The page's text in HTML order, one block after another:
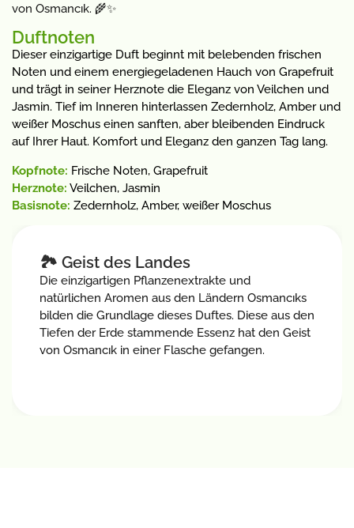
von Osmancık. 🌾✨
Duftnoten
Dieser einzigartige Duft beginnt mit belebenden frischen
Noten und einem energiegeladenen Hauch von Grapefruit
und trägt in seiner Herznote die Eleganz von Veilchen und
Jasmin. Tief im Inneren hinterlassen Zedernholz, Amber und
weißer Moschus einen sanften, aber bleibenden Eindruck
auf Ihrer Haut. Komfort und Eleganz den ganzen Tag lang.
Kopfnote: Frische Noten, Grapefruit
Herznote: Veilchen, Jasmin
Basisnote: Zedernholz, Amber, weißer Moschus
🏞️ Geist des Landes
Die einzigartigen Pflanzenextrakte und
natürlichen Aromen aus den Ländern Osmancıks
bilden die Grundlage dieses Duftes. Diese aus den
Tiefen der Erde stammende Essenz hat den Geist
von Osmancık in einer Flasche gefangen.